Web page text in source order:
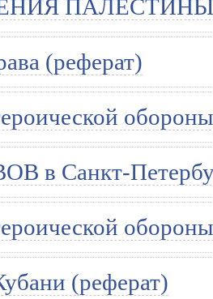
ПАЛЕСТИНЫ
(реферат)
в Санкт-
(реферат)